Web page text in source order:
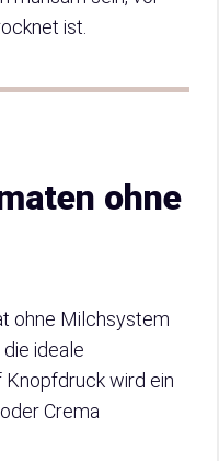
ist.
ohne
ohne Milchsystem
ideale
Knopfdruck wird ein
Crema